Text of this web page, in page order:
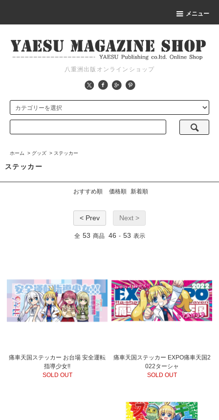
メニュー
八重洲出版オンラインショップ
ホーム > グッズ > ステッカー
ステッカー
おすすめ順 価格順 新着順
< Prev Next >
全 53 商品 46 - 53 表示
痛車天国ステッカー お台場 安全運転
指導少女!!
SOLD OUT
痛車天国ステッカー EXPO痛車天国2
022ターシャ
SOLD OUT